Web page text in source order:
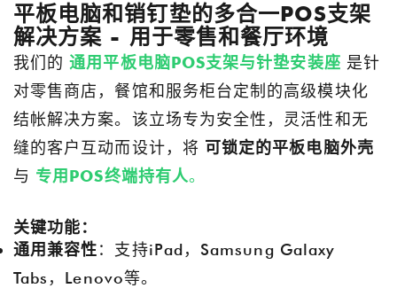
平板电脑和销钉垫的多合一POS支架
解决方案 - 用于零售和餐厅环境
我们的通用平板电脑POS支架与针垫安装座 是针
对零售商店，餐馆和服务柜台定制的高级模块化
结帐解决方案。该立场专为安全性，灵活性和无
缝的客户互动而设计，将 可锁定的平板电脑外壳
与 专用POS终端持有人。
关键功能：
通用兼容性：支持iPad，Samsung Galaxy
Tabs，Lenovo等。